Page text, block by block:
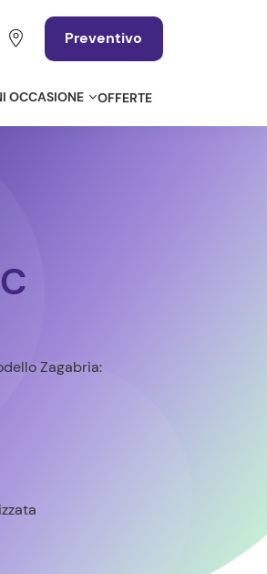
Preventivo
OCCASIONE OFFERTE
Zagabria: